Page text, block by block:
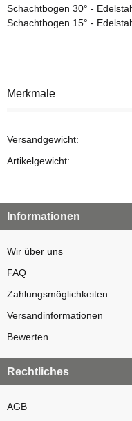
Schachtbogen 30° -
Schachtbogen 15° -
Merkmale
Versandgewicht:
Artikelgewicht:
Informationen
Wir über uns
FAQ
Zahlungsmöglichkeiten
Versandinformationen
Bewerten
Rechtliches
AGB